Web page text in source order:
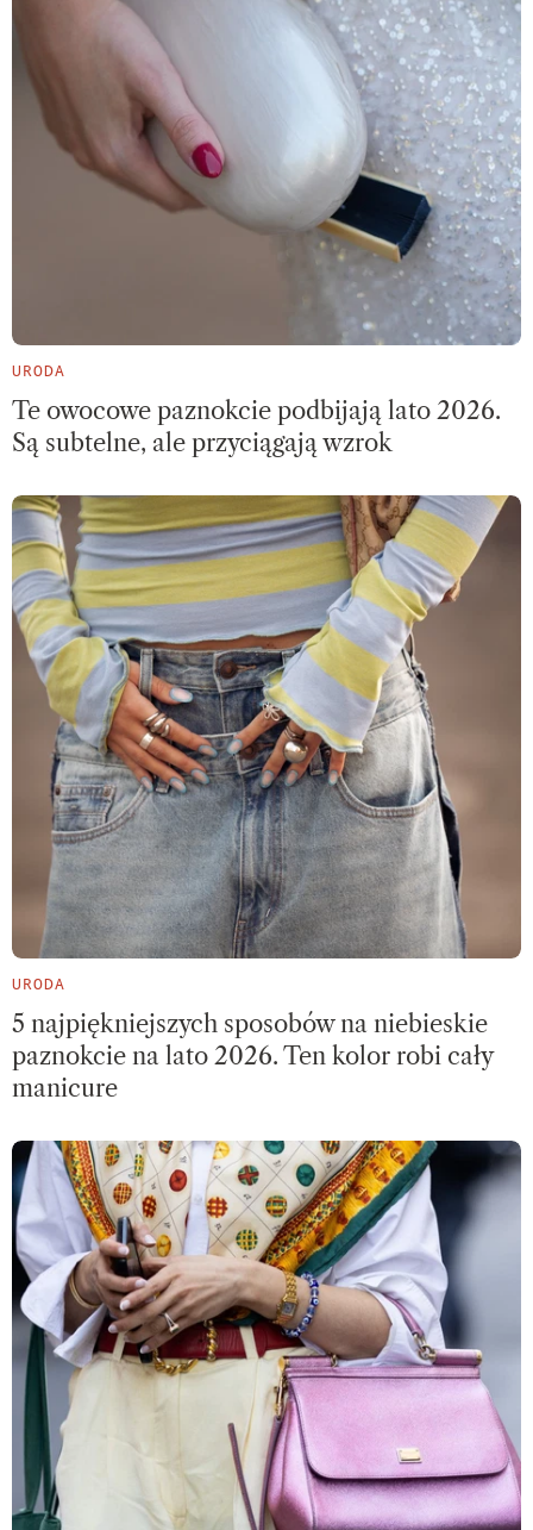
URODA
Te owocowe paznokcie podbijają lato 2026.
Są subtelne, ale przyciągają wzrok
URODA
5 najpiękniejszych sposobów na niebieskie
paznokcie na lato 2026. Ten kolor robi cały
manicure